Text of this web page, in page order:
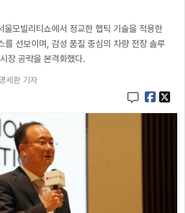
모빌리티쇼에서 정교한 햅틱 기술을 적용한
를 선보이며, 감성 품질 중심의 차량 전장 솔루
장 공략을 본격화했다.
명세환 기자